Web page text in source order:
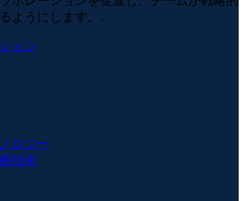
ようにします。.
ョン
ロジー
技術